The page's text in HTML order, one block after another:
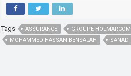
Tags ASSURANCE
GROUPE HOLMARCOM
MOHAMMED HASSAN BENSALAH
SANAD